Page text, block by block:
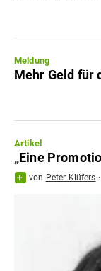
Meldung
Mehr Geld für
Artikel
„Eine
von Peter Klüfers